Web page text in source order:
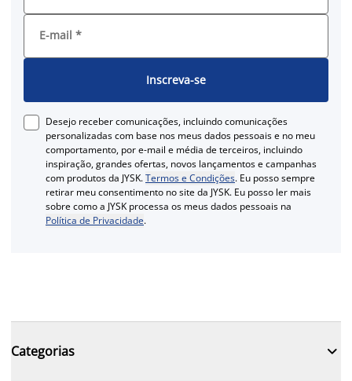
E-mail *
Inscreva-se
Desejo receber comunicações, incluindo comunicações
personalizadas com base nos meus dados pessoais e no meu
comportamento, por e-mail e média de terceiros, incluindo
inspiração, grandes ofertas, novos lançamentos e campanhas
com produtos da JYSK.Termos e Condições. Eu posso sempre
retirar meu consentimento no site da JYSK. Eu posso ler mais
sobre como a JYSK processa os meus dados pessoais na
Política de Privacidade.
Categorias 